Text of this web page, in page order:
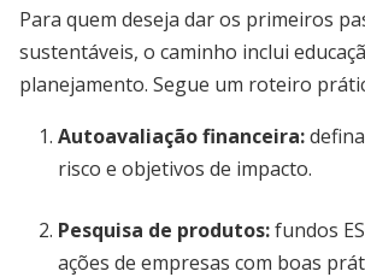
Para quem deseja dar os primeiros
sustentáveis, o caminho inclui
planejamento. Segue um roteiro
Autoavaliação financeira:
risco e objetivos de impacto.
Pesquisa de produtos:fundos
ações de empresas com boas